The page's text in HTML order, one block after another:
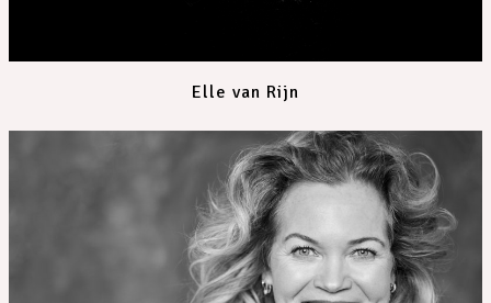
Elle van Rijn